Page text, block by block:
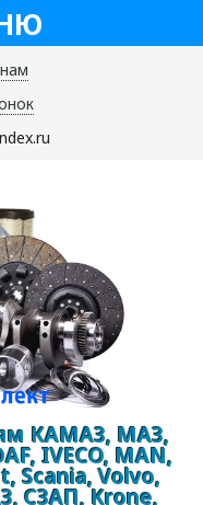
КАМАЗ, МАЗ,
IVECO, MAN,
Scania, Volvo,
СЗАП, Krone,